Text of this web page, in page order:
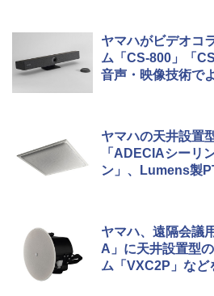
ヤマハがビデオコ
ム「CS-800」「
音声・映像技術で
ヤマハの天井設置
「ADECIAシーリ
ン」、Lumens製
ヤマハ、遠隔会議
A」に天井設置型
ム「VXC2P」など